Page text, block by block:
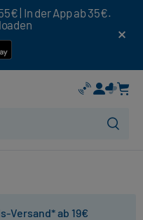
| In der App ab 35€.
Versand* ab 19€